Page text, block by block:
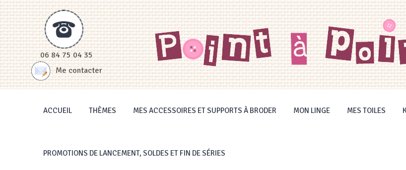
06 84 75 04 35
Me contacter
ACCUEIL THÈMES MES ACCESSOIRES ET SUPPORTS À BRODER MON LINGE MES TOILES
PROMOTIONS DE LANCEMENT, SOLDES ET FIN DE SÉRIES
Panneau de gestion des cookies